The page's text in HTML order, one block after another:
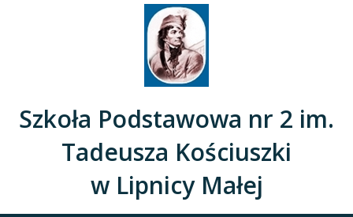
Szkoła Podstawowa nr 2 im.
Tadeusza Kościuszki
w Lipnicy Małej